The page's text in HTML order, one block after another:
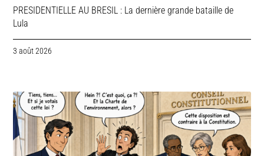
PRESIDENTIELLE AU BRESIL : La dernière grande bataille de
Lula
3 août 2026